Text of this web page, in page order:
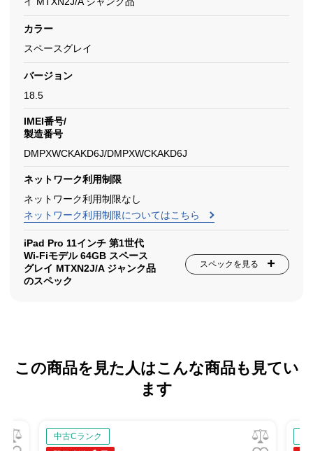
カラー
スペースグレイ
バージョン
18.5
IMEI番号/
製造番号
DMPXWCKAKD6J/DMPXWCKAKD6J
ネットワーク利用制限
ネットワーク利用制限なし
ネットワーク利用制限についてはこちら
iPad Pro 11インチ 第1世代
Wi-Fiモデル 64GB スペース
グレイ MTXN2J/A ジャンク品
のスペック
スペックを見る
この商品を見た人はこんな商品も見てい
ます